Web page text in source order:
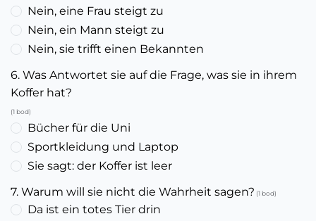
Nein, eine Frau steigt zu
Nein, ein Mann steigt zu
Nein, sie trifft einen Bekannten
6. Was Antwortet sie auf die Frage, was sie in ihrem
Koffer hat?
(1 bod)
Bücher für die Uni
Sportkleidung und Laptop
Sie sagt: der Koffer ist leer
7. Warum will sie nicht die Wahrheit sagen? (1 bod)
Da ist ein totes Tier drin